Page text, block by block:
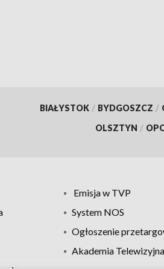
BIAŁYSTOK / BYDGOSZCZ /
OLSZTYN /
Emisja w TVP
System NOS
Ogłoszenie
Akademia Telewizyjna